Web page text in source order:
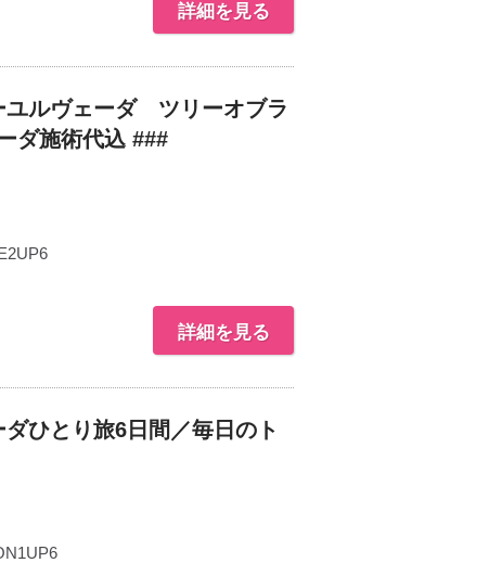
詳細を見る
ユルヴェーダ ツリーオブラ
ダ施術代込 ###
詳細を見る
ひとり旅6日間／毎日のト